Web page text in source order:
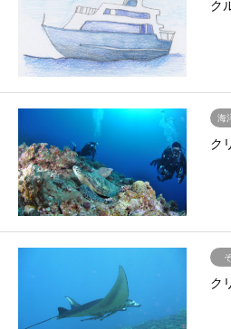
ク
海
ク
ク